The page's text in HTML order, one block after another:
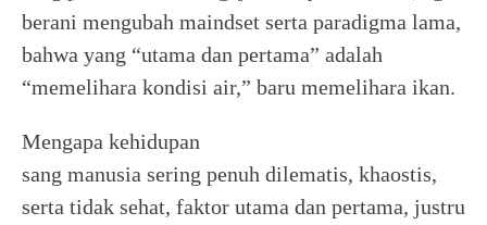
berani mengubah maindset serta paradigma lama,
bahwa yang “utama dan pertama” adalah
“memelihara kondisi air,” baru memelihara ikan.
Mengapa kehidupan
sang manusia sering penuh dilematis, khaostis,
serta tidak sehat, faktor utama dan pertama, justru